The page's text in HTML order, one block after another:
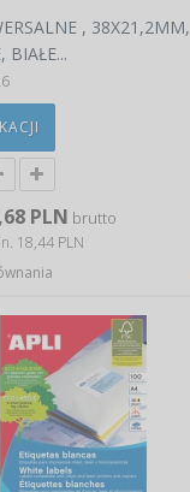
, 38X21,2MM,
BIAŁE...
PLN brutto
18,44 PLN